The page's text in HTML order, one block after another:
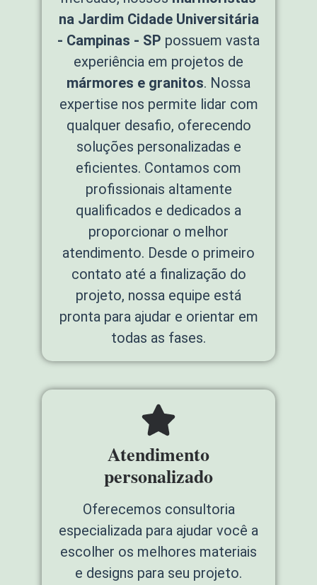
na Jardim Cidade Universitária
- Campinas - SP possuem vasta
experiência em projetos de
mármores e granitos. Nossa
expertise nos permite lidar com
qualquer desafio, oferecendo
soluções personalizadas e
eficientes. Contamos com
profissionais altamente
qualificados e dedicados a
proporcionar o melhor
atendimento. Desde o primeiro
contato até a finalização do
projeto, nossa equipe está
pronta para ajudar e orientar em
todas as fases.
Atendimento
personalizado
Oferecemos consultoria
especializada para ajudar você a
escolher os melhores materiais
e designs para seu projeto.